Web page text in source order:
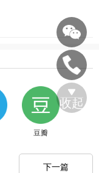
豆瓣
下一篇
收起